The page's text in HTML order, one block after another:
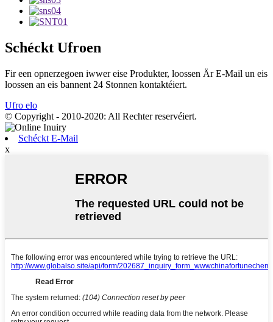
Schéckt Ufroen
Fir een opnerzegoen iwwer eise Produkter, loossen Är E-Mail un eis
loossen an eis bannent 24 Stonnen kontaktéiert.
Ufro elo
© Copyright - 2010-2020: All Rechter reservéiert.
Schéckt E-Mail
x